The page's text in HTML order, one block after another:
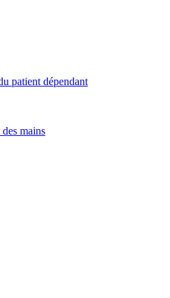
patient dépendant
mains